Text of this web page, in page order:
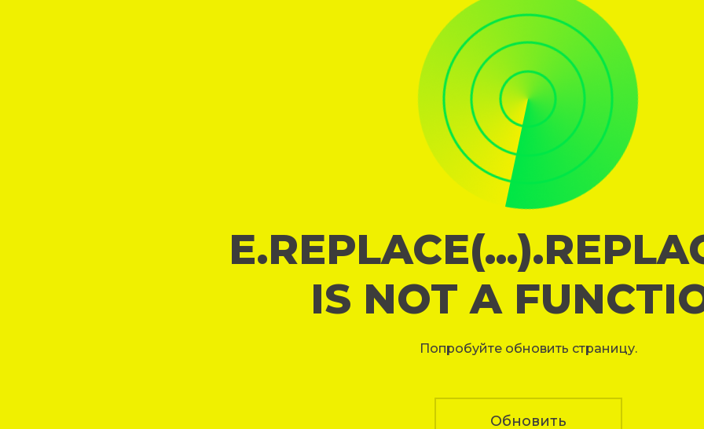
IS NOT A
Попробуйте обновить страницу.
Обновить